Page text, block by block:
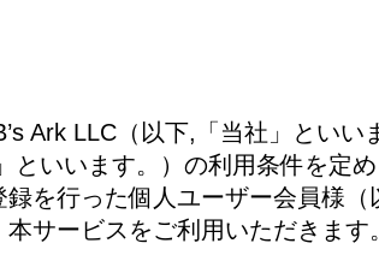
Ark LLC（以下,「当社」といい
といいます。）の利用条件を定
を行った個人ユーザー会員様（
サービスをご利用いただきます。